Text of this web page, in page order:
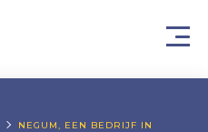
NEGUM, EEN BEDRIJF IN